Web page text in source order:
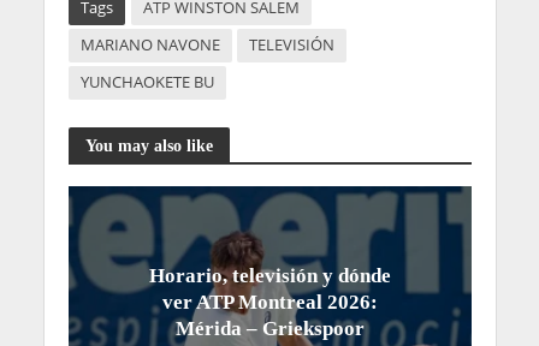
Tags
ATP WINSTON SALEM
MARIANO NAVONE
TELEVISIÓN
YUNCHAOKETE BU
You may also like
Horario, televisión y dónde
ver ATP Montreal 2026:
Mérida – Griekspoor